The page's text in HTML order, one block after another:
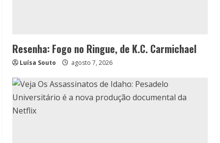
Resenha: Fogo no Ringue, de K.C. Carmichael
Luísa Souto agosto 7, 2026